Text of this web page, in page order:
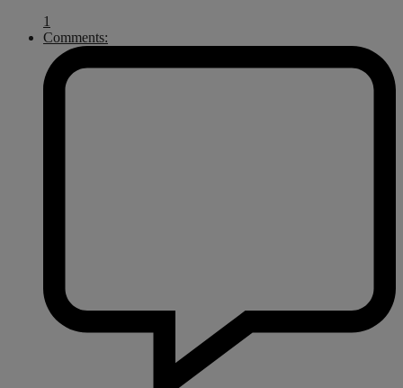
1
Comments: